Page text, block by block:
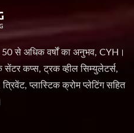
50 से अधिक वर्षों का अनुभव, CYH।
सेंटर कप्स, ट्रक व्हील सिम्युलेटर्स,
प्लास्टिक क्रोम प्लेटिंग सहित